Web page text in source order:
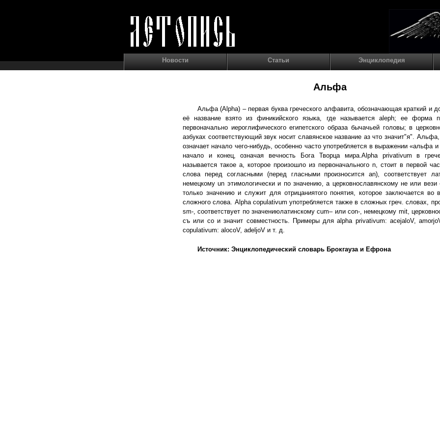
Новости Статьи Энциклопедия
Альфа
Альфа (Alpha) – первая буква греческого алфавита, обозначающая краткий и
её название взято из финикийского языка, где называется aleph; ее форма
первоначально иероглифического египетского образа бычачьей головы; в
азбуках соответствующий звук носит славянское название аз что значит"я".
означает начало чего-нибудь, особенно часто употребляется в выражении «альфа
начало и конец, означая вечность Бога Творца мира.Аlpha privativum в
называется такое a, которое произошло из первоначального n, стоит в первой
слова перед согласными (перед гласными произносится an), соответствует
немецкому un этимологически и по значению, а церковнославянскому не или
только значению и служит для отрицаниятого понятия, которое заключается во
сложного слова. Alpha copulativum употребляется также в сложных греч. словах,
sm-, соответствует по значениюлатинскому сum– или con-, немецкому mit,
съ или со и значит совместность. Примеры для alpha privativum: acejaloV,
copulativum: alocoV, adeljoV и т. д.
Источник: Энциклопедический словарь Брокгауза и Ефрона